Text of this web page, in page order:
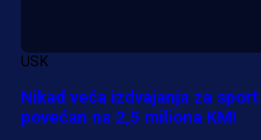
USK
Nikad veća izdvajanja za sport
povećan na 2,5 miliona KM!